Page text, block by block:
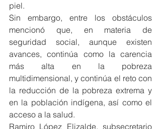
piel.
Sin embargo, entre los obstáculos
mencionó que, en materia de
seguridad social, aunque existen
avances, continúa como la carencia
más alta en la pobreza
multidimensional, y continúa el reto con
la reducción de la pobreza extrema y
en la población indígena, así como el
acceso a la salud.
Ramiro López Elizalde, subsecretario